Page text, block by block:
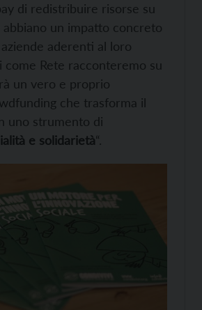
di redistribuire risorse su
un impatto concreto
aderenti al loro
Rete racconteremo su
un vero e proprio
che trasforma il
uno strumento di
e solidarietà“.